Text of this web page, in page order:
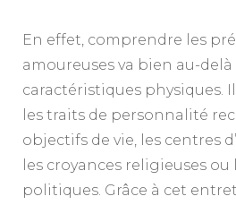
En effet, comprendre les
amoureuses va bien au-
caractéristiques physiques. Il
les traits de personnalité
objectifs de vie, les centres
les croyances religieuses
politiques. Grâce à cet